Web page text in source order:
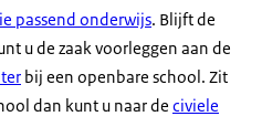
passend onderwijs. Blijft de
u de zaak voorleggen aan de
bij een openbare school. Zit
dan kunt u naar de civiele